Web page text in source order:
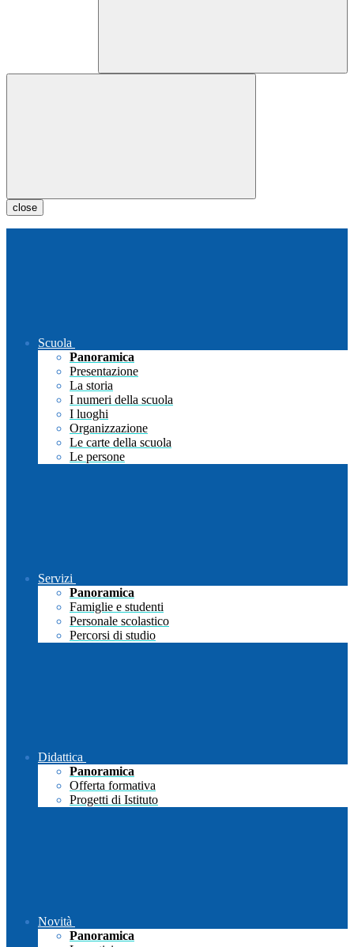
close
Scuola
Panoramica
Presentazione
La storia
I numeri della scuola
I luoghi
Organizzazione
Le carte della scuola
Le persone
Servizi
Panoramica
Famiglie e studenti
Personale scolastico
Percorsi di studio
Didattica
Panoramica
Offerta formativa
Progetti di Istituto
Novità
Panoramica